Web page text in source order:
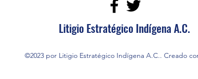
Litigio Estratégico Indígena A.C.
©2023 por Litigio Estratégico Indígena A.C.. Creado